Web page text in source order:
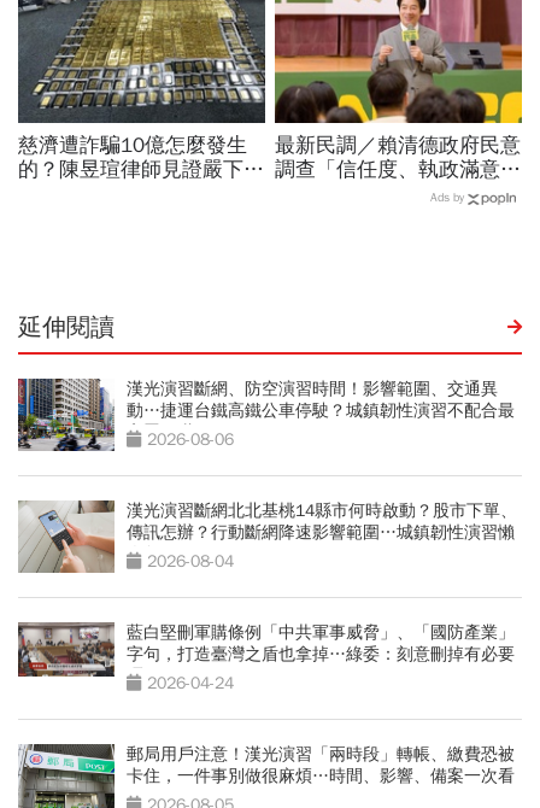
慈濟遭詐騙10億怎麼發生
的？陳昱瑄律師見證嚴下跪
最新民調／賴清德政府民意
調查「信任度、執政滿意
度」雙升，不滿意比率下
Ads by
延伸閱讀
漢光演習斷網、防空演習時間！影響範圍、交通異
動…捷運台鐵高鐵公車停駛？城鎮韌性演習不配合最
高罰15萬
2026-08-06
漢光演習斷網北北基桃14縣市何時啟動？股市下單、
傳訊怎辦？行動斷網降速影響範圍…城鎮韌性演習懶
人包2026-08-04
藍白堅刪軍購條例「中共軍事威脅」、「國防產業」
字句，打造臺灣之盾也拿掉…綠委：刻意刪掉有必要
嗎 2026-04-24
郵局用戶注意！漢光演習「兩時段」轉帳、繳費恐被
卡住，一件事別做很麻煩…時間、影響、備案一次看